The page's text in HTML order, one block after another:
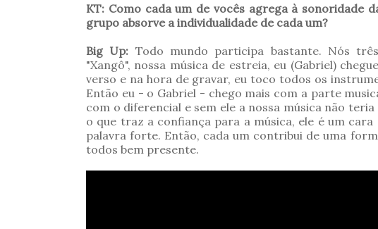
KT: Como cada um de vocês agrega à sonoridade
grupo absorve a individualidade de cada um?
Big Up: Todo mundo participa bastante. Nós
"Xangô", nossa música de estreia, eu (Gabriel)
verso e na hora de gravar, eu toco todos os
Então eu - o Gabriel - chego mais com a parte
com o diferencial e sem ele a nossa música não
o que traz a confiança para a música, ele é um
palavra forte. Então, cada um contribui de uma
todos bem presente.